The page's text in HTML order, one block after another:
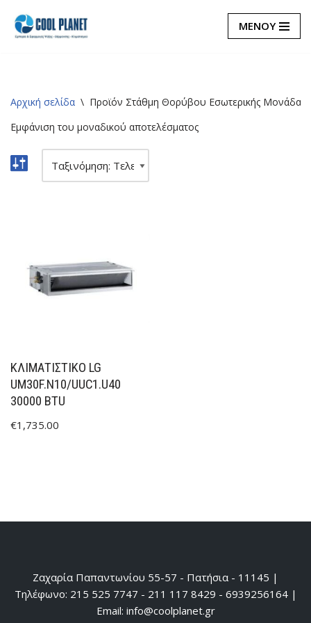
Μεταπηδήστε
ΜΕΝΟΥ
Αρχική σελίδα \ Προϊόν Στάθμη Θορύβου Εσωτερικής Μονάδας
Εμφάνιση του μοναδικού αποτελέσματος
ΚΛΙΜΑΤΙΣΤΙΚΟ LG
UM30F.N10/UUC1.U40
30000 BTU
€1,735.00
Ζαχαρία Παπαντωνίου 55-57 - Πατήσια - 11145 |
Τηλέφωνο: 215 525 7747 - 211 117 8429 - 6939256164 |
Email: info@coolplanet.gr